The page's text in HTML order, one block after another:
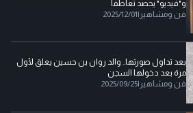
و"فيديو" يحصد تعاطفا
فن ومشاهير |
2025/12/01
بعد تداول صورتها.. والد روان بن حسين يعلق لأول
مرة بعد دخولها السجن
فن ومشاهير |
2025/09/25